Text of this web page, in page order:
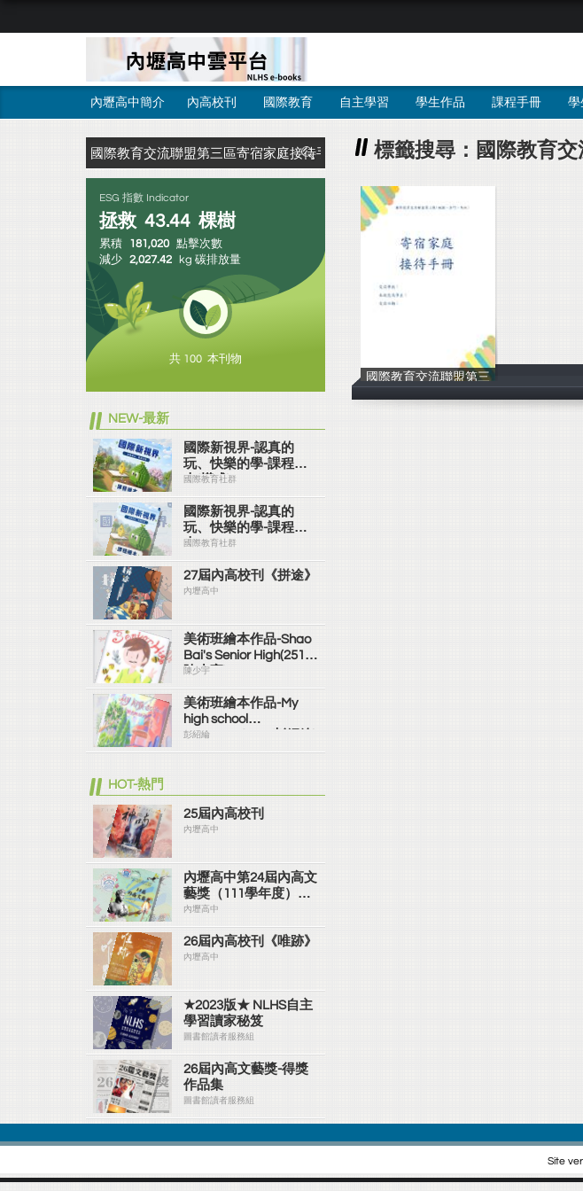
內壢高中簡介 內高校刊 國際教育 自主學習 學生作品 課程手冊 學
標籤搜尋：國際教育
國際教育交流聯盟第三
圖書館
ESG 指數 Indicator
拯救 43.44 棵樹
累積 181,020 點擊次數
減少 2,027.42 kg 碳排放量
共 100 本刊物
NEW-最新
國際新視界-認真的
玩、快樂的學-課程繪
本(橫式)
國際教育社群
國際新視界-認真的
玩、快樂的學-課程繪
本
國際教育社群
27屆內高校刊《拼途》
內壢高中
美術班繪本作品-Shao
Bai's Senior High(2519
陳少宇)
陳少宇
美術班繪本作品-My
high school
memories(2519彭紹綸)
彭紹綸
HOT-熱門
25屆內高校刊
內壢高中
內壢高中第24屆內高文
藝獎（111學年度）
#ver2
內壢高中
26屆內高校刊《唯跡》
內壢高中
★2023版★ NLHS自主
學習讀家秘笈
圖書館讀者服務組
26屆內高文藝獎-得獎
作品集
圖書館讀者服務組
Site